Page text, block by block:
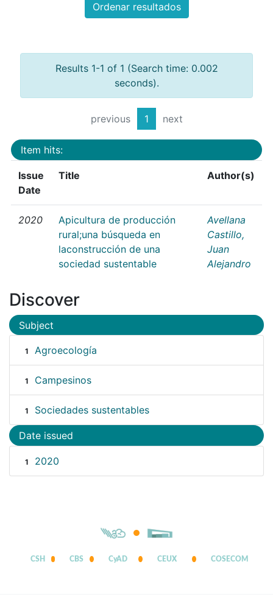
Ordenar resultados
Results 1-1 of 1 (Search time: 0.002
seconds).
previous 1 next
Item hits:
Issue
Date
Title Author(s)
2020
Apicultura de producción
rural;una búsqueda en
laconstrucción de una
sociedad sustentable
Avellana
Castillo,
Juan
Alejandro
Discover
Subject
1 Agroecología
1 Campesinos
1 Sociedades sustentables
Date issued
1 2020
CSH CBS CyAD CEUX COSECOM